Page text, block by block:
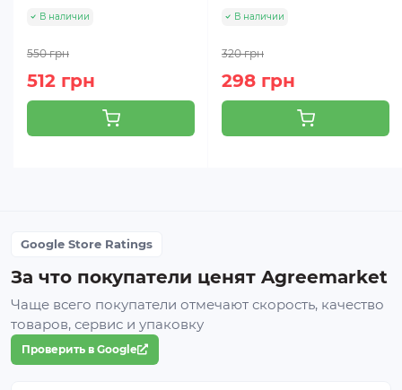
В наличии
550 грн
512 грн
В наличии
320 грн
298 грн
Google Store Ratings
За что покупатели ценят Agreemarket
Чаще всего покупатели отмечают скорость, качество
товаров, сервис и упаковку
Проверить в Google